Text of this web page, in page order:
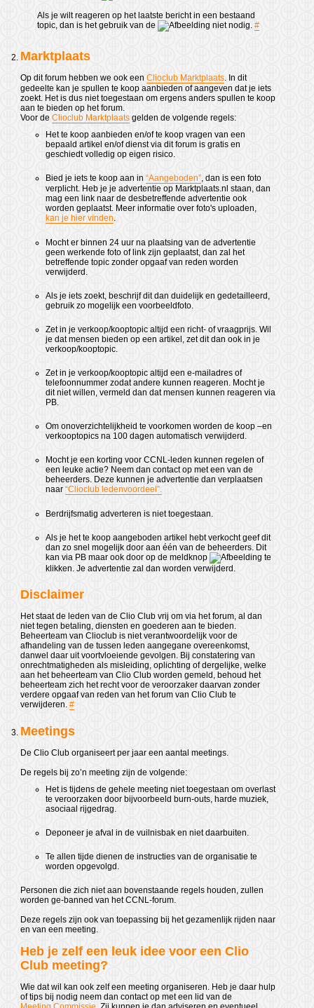
Als je wilt reageren op het laatste bericht in een bestaand
topic, dan is het gebruik van de
niet nodig. #
Marktplaats
Op dit forum hebben we ook een Clioclub Marktplaats . In dit
gedeelte kan je spullen te koop aanbieden of aangeven dat je iets
zoekt. Het is dus niet toegestaan om ergens anders spullen te koop
aan te bieden op het forum.
Voor de Clioclub Marktplaats gelden de volgende regels:
Het te koop aanbieden en/of te koop vragen van een
bepaald artikel en/of dienst via dit forum is gratis en
geschiedt volledig op eigen risico.
Bied je iets te koop aan in “Aangeboden”, dan is een foto
verplicht. Heb je je advertentie op Marktplaats.nl staan, dan
mag een link naar de desbetreffende advertentie ook
worden geplaatst. Meer informatie over foto's uploaden,
kan je hier vinden.
Mocht er binnen 24 uur na plaatsing van de advertentie
geen werkende foto of link zijn geplaatst, dan zal het
betreffende topic zonder opgaaf van reden worden
verwijderd.
Als je iets zoekt, beschrijf dit dan duidelijk en gedetailleerd,
gebruik zo mogelijk een voorbeeldfoto.
Zet in je verkoop/kooptopic altijd een richt- of vraagprijs. Wil
je dat mensen bieden op een artikel, zet dit dan ook in je
verkoop/kooptopic.
Zet in je verkoop/kooptopic altijd een e-mailadres of
telefoonnummer zodat andere kunnen reageren. Mocht je
dit niet willen, vermeld dan dat mensen kunnen reageren via
PB.
Om onoverzichtelijkheid te voorkomen worden de koop –en
verkooptopics na 100 dagen automatisch verwijderd.
Mocht je een korting voor CCNL-leden kunnen regelen of
een leuke actie? Neem dan contact op met een van de
beheerders. Deze kunnen je advertentie dan verplaatsen
naar “Clioclub ledenvoordeel”.
Berdrijfsmatig adverteren is niet toegestaan.
Als je het te koop aangeboden artikel hebt verkocht geef dit
dan zo snel mogelijk door aan één van de beheerders. Dit
kan via PB maar ook door op de meldknop
te
klikken. Je advertentie zal dan worden verwijderd.
Disclaimer
Het staat de leden van de Clio Club vrij om via het forum, al dan
niet tegen betaling, diensten en goederen aan te bieden.
Beheerteam van Clioclub is niet verantwoordelijk voor de
afhandeling van de tussen leden aangegane overeenkomst,
danwel daar uit voortvloeiende gevolgen. Bij constatering van
onrechtmatigheden als misleiding, oplichting of dergelijke, welke
aan het beheerteam van Clio Club worden gemeld, behoud het
beheerteam zich het recht voor de veroorzaker daarvan zonder
verdere opgaaf van reden van het forum van Clio Club te
verwijderen. #
Meetings
De Clio Club organiseert per jaar een aantal meetings.
De regels bij zo’n meeting zijn de volgende:
Het is tijdens de gehele meeting niet toegestaan om overlast
te veroorzaken door bijvoorbeeld burn-outs, harde muziek,
asociaal rijgedrag.
Deponeer je afval in de vuilnisbak en niet daarbuiten.
Te allen tijde dienen de instructies van de organisatie te
worden opgevolgd.
Personen die zich niet aan bovenstaande regels houden, zullen
worden ge-banned van het CCNL-forum.
Deze regels zijn ook van toepassing bij het gezamenlijk rijden naar
en van een meeting.
Heb je zelf een leuk idee voor een Clio
Club meeting?
Wie dat wil kan ook zelf een meeting organiseren. Heb je daar hulp
of tips bij nodig neem dan contact op met een lid van de